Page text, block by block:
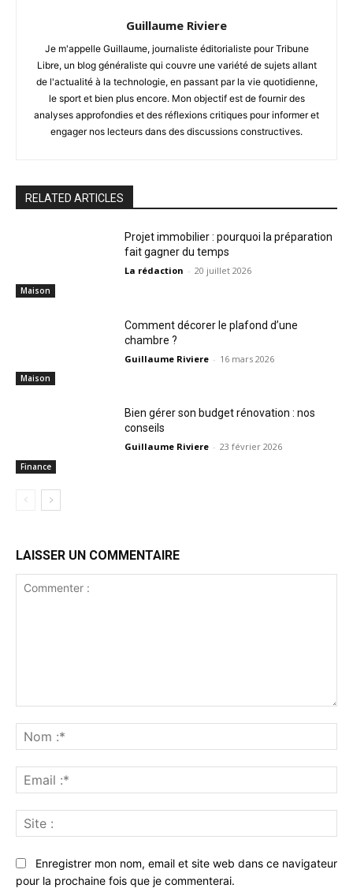
Guillaume Riviere
Je m'appelle Guillaume, journaliste éditorialiste pour Tribune
Libre, un blog généraliste qui couvre une variété de sujets allant
de l'actualité à la technologie, en passant par la vie quotidienne,
le sport et bien plus encore. Mon objectif est de fournir des
analyses approfondies et des réflexions critiques pour informer et
engager nos lecteurs dans des discussions constructives.
RELATED ARTICLES
Maison
Projet immobilier : pourquoi la préparation
fait gagner du temps
La rédaction - 20 juillet 2026
Maison
Comment décorer le plafond d’une
chambre ?
Guillaume Riviere - 16 mars 2026
Finance
Bien gérer son budget rénovation : nos
conseils
Guillaume Riviere - 23 février 2026
LAISSER UN COMMENTAIRE
:*
:*
:
Enregistrer mon nom, email et site web dans ce navigateur
pour la prochaine fois que je commenterai.